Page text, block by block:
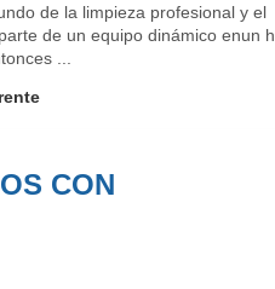
de la limpieza profesional y el
de un equipo dinámico enun
...
CON